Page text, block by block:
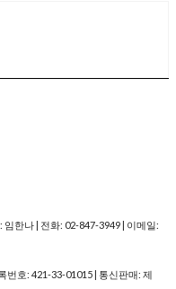
한나 | 전화: 02-847-3949 | 이메일:
번호: 421-33-01015 | 통신판매: 제